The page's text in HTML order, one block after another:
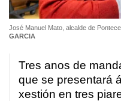
José Manuel Mato, alcalde de
GARCIA
Tres anos de
que se presentará
xestión en tres